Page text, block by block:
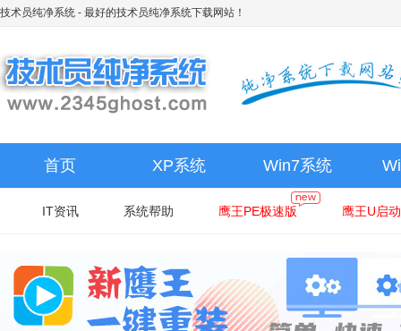
技术员纯净系统 - 最好的技术员纯净系统下载网站！
首页 XP系统 Win7系统
IT资讯 系统帮助 鹰王PE极速版 鹰王U启